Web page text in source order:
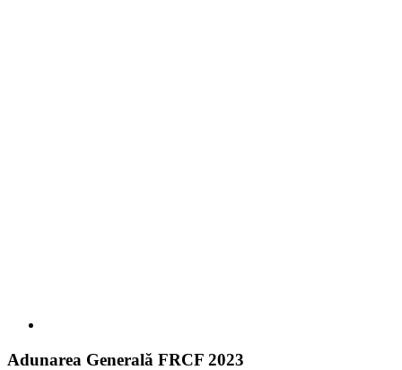
Adunarea Generală FRCF 2023